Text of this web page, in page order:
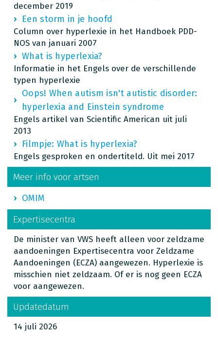
december 2019
Een storm in je hoofd
Column over hyperlexie in het Handboek PDD-
NOS van januari 2007
What is hyperlexia?
Informatie in het Engels over de verschillende
typen hyperlexie
Oops! When autism isn't autistic disorder:
hyperlexia and Einstein syndrome
Engels artikel van Scientific American uit juli
2013
Filmpje: What is hyperlexia?
Engels gesproken en ondertiteld. Uit mei 2017
Meer info voor artsen
OMIM
Expertisecentra
De minister van VWS heeft alleen voor zeldzame
aandoeningen Expertisecentra voor Zeldzame
Aandoeningen (ECZA) aangewezen. Hyperlexie is
misschien niet zeldzaam. Of er is nog geen ECZA
voor aangewezen.
Updatedatum
14 juli 2026